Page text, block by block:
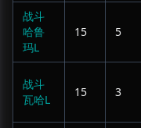
战斗
哈鲁
玛L
15 5
战斗
瓦哈L
15 3